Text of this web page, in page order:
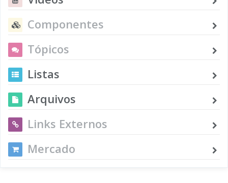
Componentes
Tópicos
Listas
Arquivos
Links Externos
Mercado